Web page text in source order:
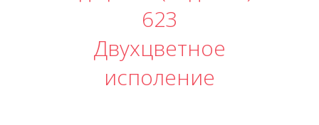
623
Двухцветное
исполение